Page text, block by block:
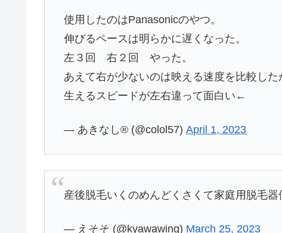
使用したのはPanasonicのやつ。
伸びるペースは明らかに遅くなった。
左３回 右２回 やった。
あえて右が少ないのは映える速度を比較した
生えるスピードが左右違って面白い←
— あきなし®︎ (@colol57)April 1, 2023
産後脱毛いくのめんどくさくて家庭用脱毛
— えそそ (@kyawawing) March 25, 2023